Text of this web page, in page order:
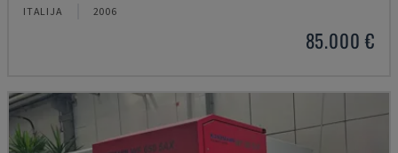
ITALIJA 2006
85.000 €